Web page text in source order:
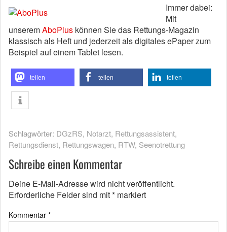
Immer dabei:
Mit
unseremAboPlus können Sie das Rettungs-Magazin
klassisch als Heft und jederzeit als digitales ePaper zum
Beispiel auf einem Tablet lesen.
teilen teilen teilen
Schlagwörter: DGzRS, Notarzt, Rettungsassistent,
Rettungsdienst, Rettungswagen, RTW, Seenotrettung
Schreibe einen Kommentar
Deine E-Mail-Adresse wird nicht veröffentlicht.
Erforderliche Felder sind mit* markiert
Kommentar *